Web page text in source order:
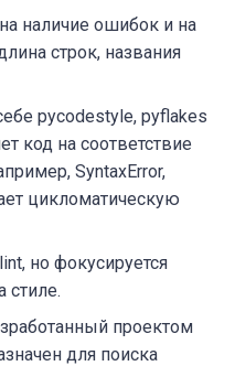
наличие ошибок и на
строк, названия
pycodestyle, pyflakes
код на соответствие
SyntaxError,
цикломатическую
t, но фокусируется
стиле.
проектом
для поиска